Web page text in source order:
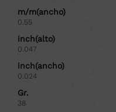
m/m(ancho)
0.55
inch(alto)
0.047
inch(ancho)
0.024
Gr.
38